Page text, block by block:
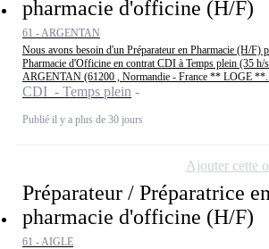
pharmacie d'officine (H/F)
61 - ARGENTAN
Nous avons besoin d'un Préparateur en Pharmacie (H/F)
Pharmacie d'Officine en contrat CDI à Temps plein (35 h/
ARGENTAN (61200 , Normandie - France ** LOGE
CDI - Temps plein
Publié il y a plus de 30 jours
Préparateur / Préparatrice en
pharmacie d'officine (H/F)
61 - AIGLE
Ajouter cette